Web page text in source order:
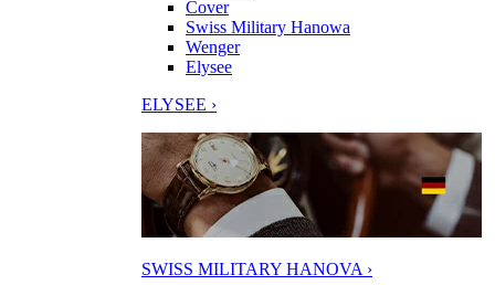
Cover
Swiss Military Hanowa
Wenger
Elysee
ELYSEE ›
SWISS MILITARY HANOVA ›